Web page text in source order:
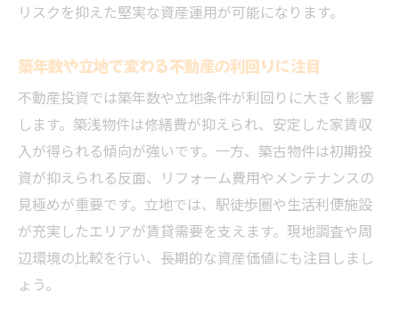
収益物件選びで失敗しないオーナーチェン
収益物件一棟買いのメリットと東大阪市での注
意点
一棟買い不動産投資で得られる利回り向上
策
一棟売り物件の選択が資産運用に与える影
響
東大阪市一棟買い投資のリスクと回避方法
リスクを抑えた堅実な資産運用が可能になります。
築年数や立地で変わる不動産の利回りに注目
不動産投資では築年数や立地条件が利回りに大きく影響
します。築浅物件は修繕費が抑えられ、安定した家賃収
入が得られる傾向が強いです。一方、築古物件は初期投
資が抑えられる反面、リフォーム費用やメンテナンスの
見極めが重要です。立地では、駅徒歩圏や生活利便施設
が充実したエリアが賃貸需要を支えます。現地調査や周
辺環境の比較を行い、長期的な資産価値にも注目しまし
ょう。